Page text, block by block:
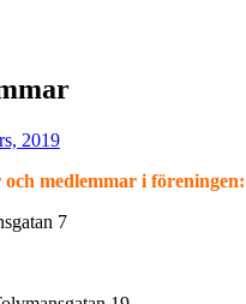
2019
BRF
medlemmar i föreningen:
7